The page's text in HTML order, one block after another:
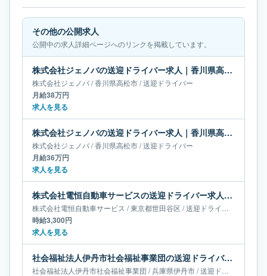
その他の公開求人
公開中の求人詳細ページへのリンクを掲載しています。
株式会社ジェノバの送迎ドライバー求人｜香川県高松市｜月給38万円
株式会社ジェノバ/香川県高松市/送迎ドライバー
月給38万円
求人を見る
株式会社ジェノバの送迎ドライバー求人｜香川県高松市｜月給36万円
株式会社ジェノバ/香川県高松市/送迎ドライバー
月給36万円
求人を見る
株式会社電恒自動車サービスの送迎ドライバー求人｜東京都世田谷区
株式会社電恒自動車サービス /東京都世田谷区 /送迎ドライバー
時給3,300円
求人を見る
社会福祉法人伊丹市社会福祉事業団の送迎ドライバー求人｜兵庫県伊丹市
社会福祉法人伊丹市社会福祉事業団 /兵庫県伊丹市/送迎ドライバー